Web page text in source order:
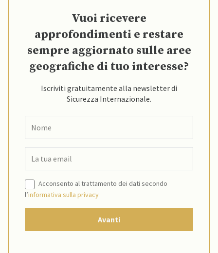
Vuoi ricevere
approfondimenti e restare
sempre aggiornato sulle aree
geografiche di tuo interesse?
Iscriviti gratuitamente alla newsletter di
Sicurezza Internazionale.
Acconsento al trattamento dei dati secondo
l’informativa sulla privacy